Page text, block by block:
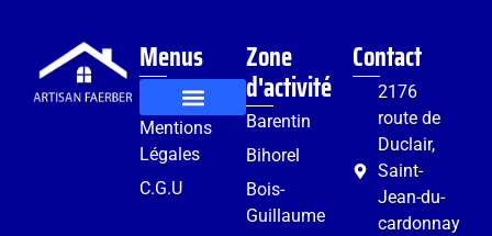
Menus
Mentions
Légales
C.G.U
Zone
d'activité
Barentin
Bihorel
Bois-
Guillaume
Contact
2176
route de
Duclair,
Saint-
Jean-du-
cardonnay